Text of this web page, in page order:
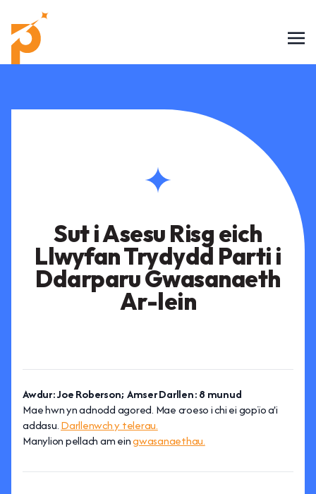
Sut i Asesu Risg eich
Llwyfan Trydydd Parti i
Ddarparu Gwasanaeth
Ar-lein
Awdur: Joe Roberson; Amser Darllen: 8 munud
Mae hwn yn adnodd agored. Mae croeso i chi ei gopïo a'i
addasu.Darllenwch y telerau.
Manylion pellach am eingwasanaethau.